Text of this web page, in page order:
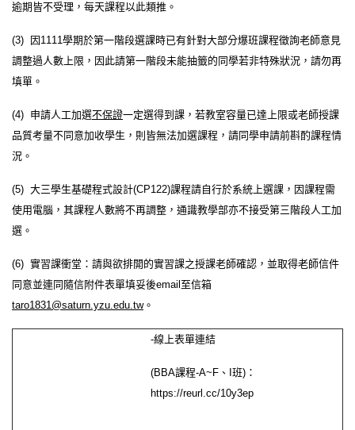
逾期皆不受理，每天課程以此類推。
(3) 因 1111學期於第一階段選課時已有針對大部分爆班課程徵詢老師意見
調整過人數上限，因此請第一階段未能抽籤的同學若非特殊狀況，請勿再
填單 。
(4) 申請人工加選不保證一定選得到課，若教室容量已達上限或老師授課
品質考量不同意加收學生，則皆無法加選課程，請同學申請前斟酌課程情
況。
(5) 大三學生基礎程式設計(CP122)課程請自行於系統上選課，因課程需
使用電腦，其課程人數將不再調整 ，通識教學部亦不接受第三階段人工加
選。
(6) 實習課衝堂：請與欲排開的實習課之授課老師確認，並取得老師信件
同意並連同隨信附件表單填妥後email 至信箱
taro1831@saturn.yzu.edu.tw。
-線上表單連結
(BBA課程-A~F 、 班) ：
https://reurl.cc/10y3ep